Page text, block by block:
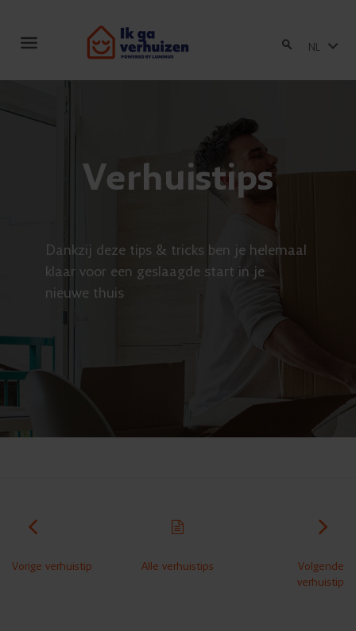
Toggle
NL
Verhuistips
Dankzij deze tips & tricks ben je helemaal
klaar voor een geslaagde start in je
nieuwe thuis
Vorige verhuistip Alle verhuistips
Volgende
verhuistip